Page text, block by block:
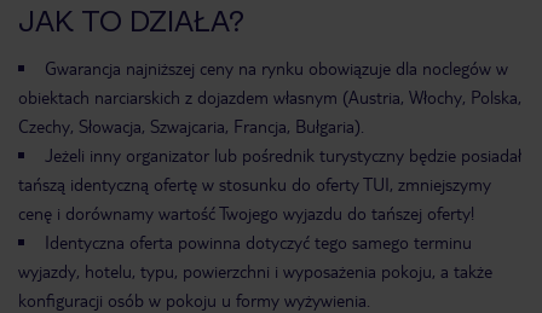
JAK TO DZIAŁA?
Gwarancja najniższej ceny na rynku obowiązuje dla noclegów w
obiektach narciarskich z dojazdem własnym (Austria, Włochy, Polska,
Czechy, Słowacja, Szwajcaria, Francja, Bułgaria).
Jeżeli inny organizator lub pośrednik turystyczny będzie posiadał
tańszą identyczną ofertę w stosunku do oferty TUI, zmniejszymy
cenę i dorównamy wartość Twojego wyjazdu do tańszej oferty!
Identyczna oferta powinna dotyczyć tego samego terminu
wyjazdy, hotelu, typu, powierzchni i wyposażenia pokoju, a także
konfiguracji osób w pokoju u formy wyżywienia.